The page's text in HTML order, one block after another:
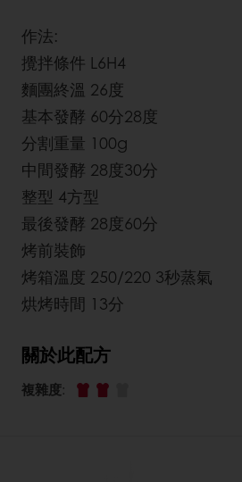
作法:
攪拌條件 L6H4
麵團終溫 26度
基本發酵 60分28度
分割重量 100g
中間發酵 28度30分
整型 4方型
最後發酵 28度60分
烤前裝飾
烤箱溫度 250/220 3秒蒸氣
烘烤時間 13分
關於此配方
複雜度: